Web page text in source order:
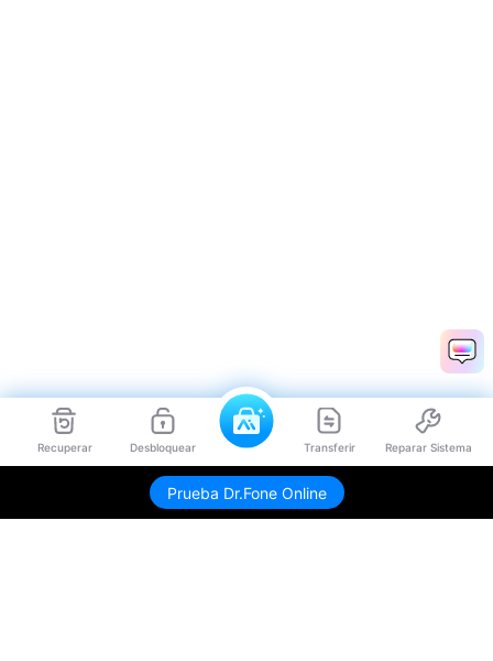
Recuperar Desbloquear Transferir Reparar Sistema
Prueba Dr.Fone Online